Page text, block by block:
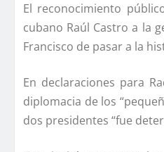
El reconocimiento
cubano Raúl Castro a la
Francisco de pasar a la
En declaraciones para
diplomacia de los
dos presidentes “fue